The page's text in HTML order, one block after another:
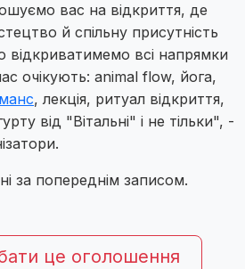
вас на відкриття, де
й спільну присутність
всі напрямки
очікують: animal flow, йога,
, лекція, ритуал відкриття,
від "Вітальні" і не тільки", -
за попереднім записом.
це оголошення